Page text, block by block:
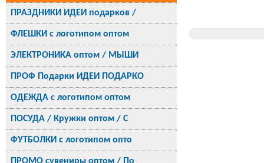
ПРАЗДНИКИ ИДЕИ подарков /
ФЛЕШКИ с логотипом оптом
ЭЛЕКТРОНИКА оптом / МЫШИ
ПРОФ Подарки ИДЕИ ПОДАРКО
ОДЕЖДА с логотипом оптом
ПОСУДА / Кружки оптом / С
ФУТБОЛКИ с логотипом опто